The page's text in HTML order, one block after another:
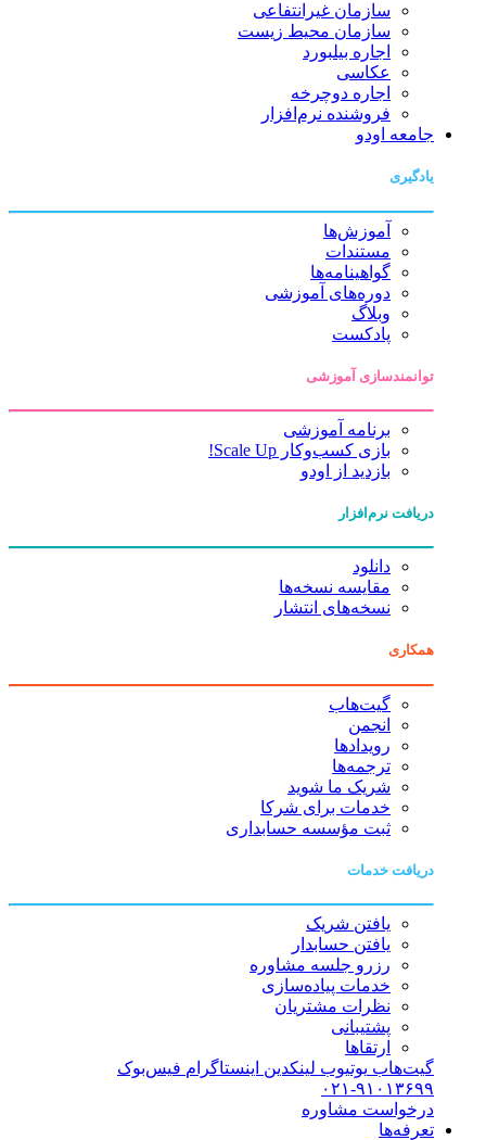
سازمان غیرانتفاعی
سازمان محیط زیست
اجاره بیلبورد
عکاسی
اجاره دوچرخه
فروشنده نرم‌افزار
جامعه اودو
یادگیری
آموزش‌ها
مستندات
گواهینامه‌ها
دوره‌های آموزشی
وبلاگ
پادکست
توانمندسازی آموزشی
برنامه آموزشی
بازی کسب‌وکار Scale Up!
بازدید از اودو
دریافت نرم‌افزار
دانلود
مقایسه نسخه‌ها
نسخه‌های انتشار
همکاری
گیت‌هاب
انجمن
رویدادها
ترجمه‌ها
شریک ما شوید
خدمات برای شرکا
ثبت مؤسسه حسابداری
دریافت خدمات
یافتن شریک
یافتن حسابدار
رزرو جلسه مشاوره
خدمات پیاده‌سازی
نظرات مشتریان
پشتیبانی
ارتقاها
گیت‌هاب یوتیوب لینکدین اینستاگرام فیس‌بوک
۰۲۱-۹۱۰۱۳۶۹۹
درخواست مشاوره
تعرفه‌ها